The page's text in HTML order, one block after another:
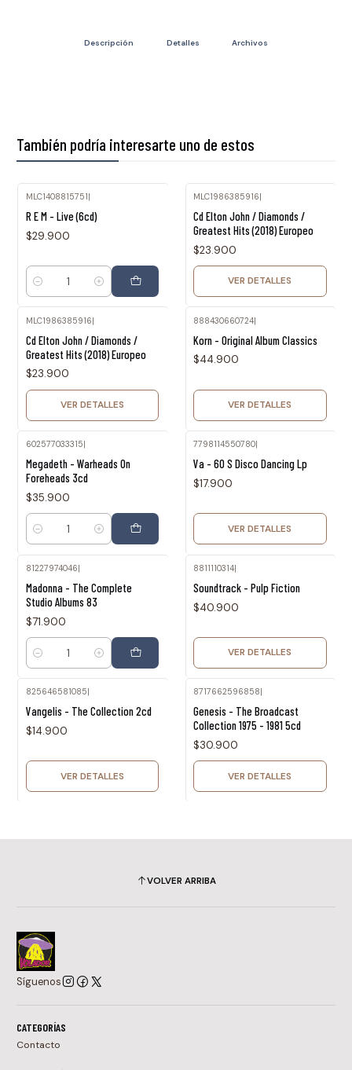
Descripción Detalles Archivos
También podría interesarte uno de estos
MLC1408815751|
R E M - Live (6cd)
$29.900
Cantidad
MLC1986385916|
Cd Elton John / Diamonds /
Greatest Hits (2018) Europeo
$23.900
VER DETALLES
MLC1986385916|
Cd Elton John / Diamonds /
Greatest Hits (2018) Europeo
$23.900
VER DETALLES
888430660724|
Korn - Original Album Classics
$44.900
VER DETALLES
602577033315
Megadeth - Warheads On
Foreheads 3cd
$35.900
Cantidad
7798114550780
Va - 60 S Disco Dancing Lp
$17.900
VER DETALLES
81227974046|
Madonna - The Complete
Studio Albums 83
$71.900
Cantidad
8811110314|
Soundtrack - Pulp Fiction
$40.900
VER DETALLES
825646581085
Vangelis - The Collection 2cd
$14.900
VER DETALLES
8717662596858
Genesis - The Broadcast
Collection 1975 - 1981 5cd
$30.900
VER DETALLES
VOLVER ARRIBA
Síguenos
CATEGORÍAS
Contacto